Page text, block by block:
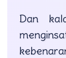
Dan